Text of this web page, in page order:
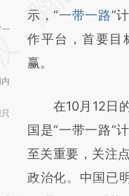
(https://
成，可能与原文
新观点和立场。
示，“一带一路”
作平台，首要目
赢。
在10月12日的
国是“一带一路”
至关重要，关注
政治化。中国已